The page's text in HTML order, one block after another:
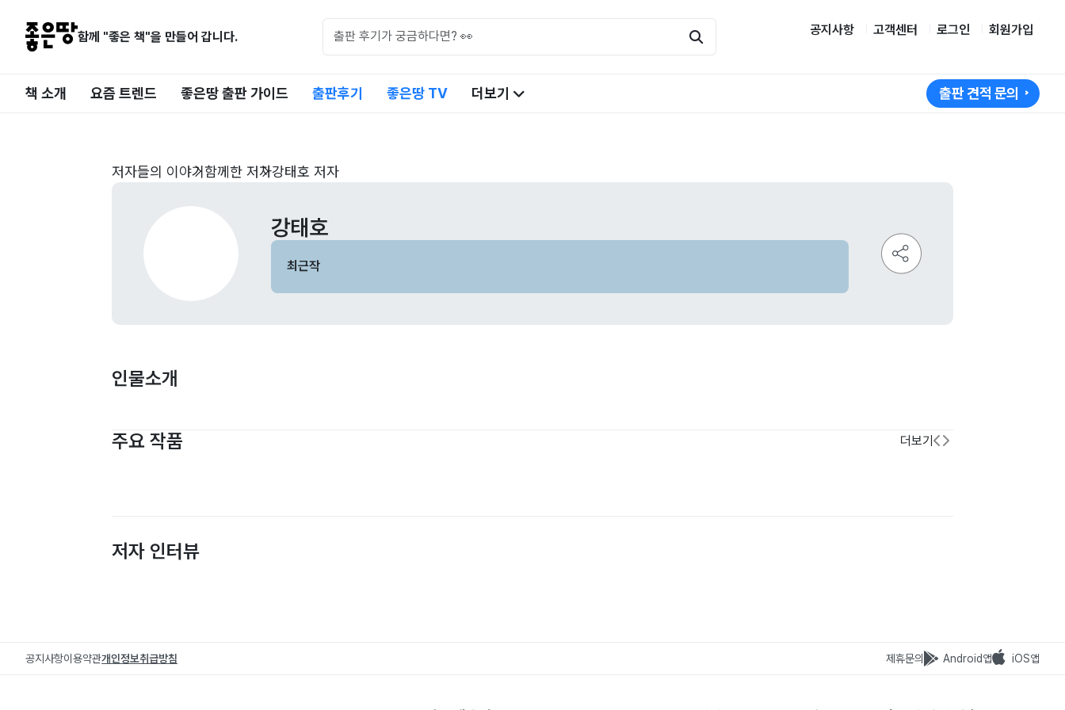
함께 "좋은 책"을 만들어 갑니다. 공지사항 고객센터 로그인 회원가입
책 소개 요즘 트렌드 좋은땅 출판 가이드 출판후기 좋은땅 TV 더보기 출판 견적 문의
저자들의 이야기 함께한 저자강태호 저자
강태호
최근작
인물소개
주요 작품 더보기
저자 인터뷰
공지사항이용약관개인정보취급방침 제휴문의 Android앱 iOS앱